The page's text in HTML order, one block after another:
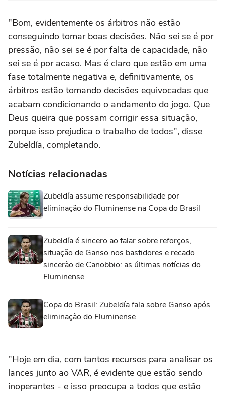
"Bom, evidentemente os árbitros não estão
conseguindo tomar boas decisões. Não sei se é por
pressão, não sei se é por falta de capacidade, não
sei se é por acaso. Mas é claro que estão em uma
fase totalmente negativa e, definitivamente, os
árbitros estão tomando decisões equivocadas que
acabam condicionando o andamento do jogo. Que
Deus queira que possam corrigir essa situação,
porque isso prejudica o trabalho de todos", disse
Zubeldía, completando.
Notícias relacionadas
Zubeldía assume responsabilidade por
eliminação do Fluminense na Copa do Brasil
Zubeldía é sincero ao falar sobre reforços,
situação de Ganso nos bastidores e recado
sincerão de Canobbio: as últimas notícias do
Fluminense
Copa do Brasil: Zubeldía fala sobre Ganso após
eliminação do Fluminense
"Hoje em dia, com tantos recursos para analisar os
lances junto ao VAR, é evidente que estão sendo
inoperantes - e isso preocupa a todos que estão